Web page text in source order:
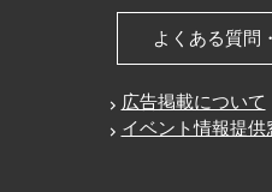
よくある質問
広告掲載について
イベント情報提供